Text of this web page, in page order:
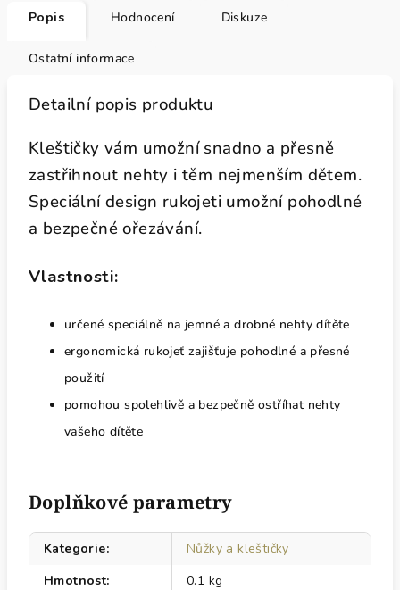
Popis Hodnocení Diskuze
Ostatní informace
Detailní popis produktu
Kleštičky vám umožní snadno a přesně
zastřihnout nehty i těm nejmenším dětem.
Speciální design rukojeti umožní pohodlné
a bezpečné ořezávání.
Vlastnosti:
určené speciálně na jemné a drobné nehty dítěte
ergonomická rukojeť zajišťuje pohodlné a přesné
použití
pomohou spolehlivě a bezpečně ostříhat nehty
vašeho dítěte
Doplňkové parametry
Kategorie:
Nůžky a kleštičky
Hmotnost:
0.1 kg